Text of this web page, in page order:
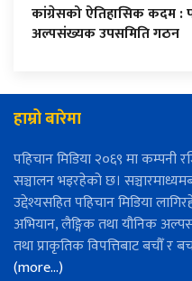
कांग्रेसको ऐतिहासिक कदम :
अल्पसंख्यक उपसमिति गठन
हाम्रो बारेमा
पहिचान मिडिया २०६९ मा कम्पनी
सञ्चालन भइरहेको छ।
उद्देश्यसहित पहिचान मिडिया
अभियान, लैङ्गिक तथा यौनिक
तथा प्राकृतिक विपत्तिबाट बचौँ र
(more…)